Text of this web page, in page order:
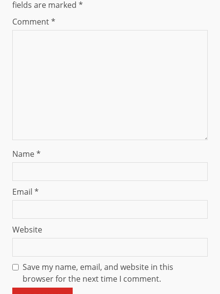
fields are marked *
Comment*
Name*
Email *
Website
Save my name, email, and website in this
browser for the next time I comment.